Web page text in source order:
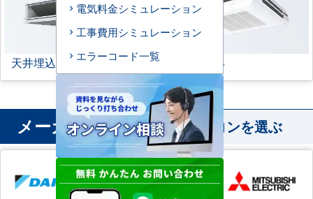
天井埋込ダクト形 天吊自在形
メーカー から業務用エアコンを選ぶ
電気料金シミュレーション
工事費用シミュレーション
エラーコード一覧